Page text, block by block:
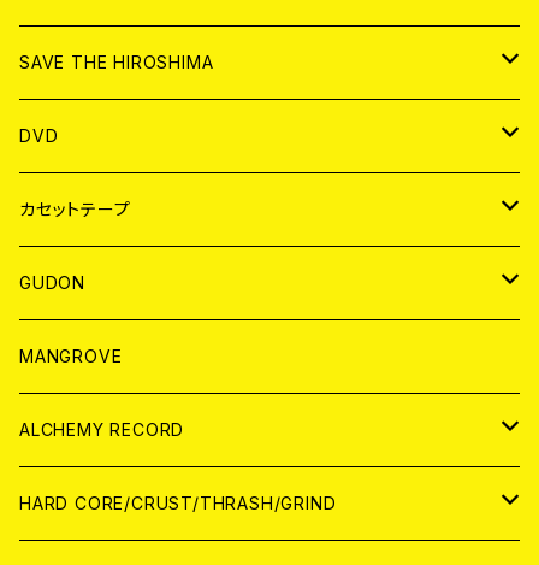
ANALOG
CD
ANALOG
SAVE THE HIROSHIMA
アパレル
BADGE
DVD
JAPAN
WORLD
カセットテープ
JAPAN
WORLD
GUDON
アパレル
PATCH
アナログ
MANGROVE
ALCHEMY RECORD
CD
HARD CORE/CRUST/THRASH/GRIND